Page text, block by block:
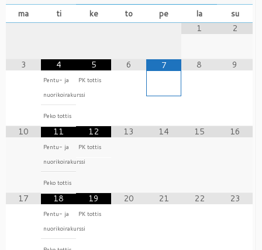
ma ti ke to pe la
su
1
2
3 4
Pentu- ja
nuorikoirakurssi
Peko tottis
5
PK tottis
6 7 8 9
10 11
Pentu- ja
nuorikoirakurssi
Peko tottis
12
PK tottis
13 14 15 16
17 18
Pentu- ja
nuorikoirakurssi
19
PK tottis
20 21 22 23